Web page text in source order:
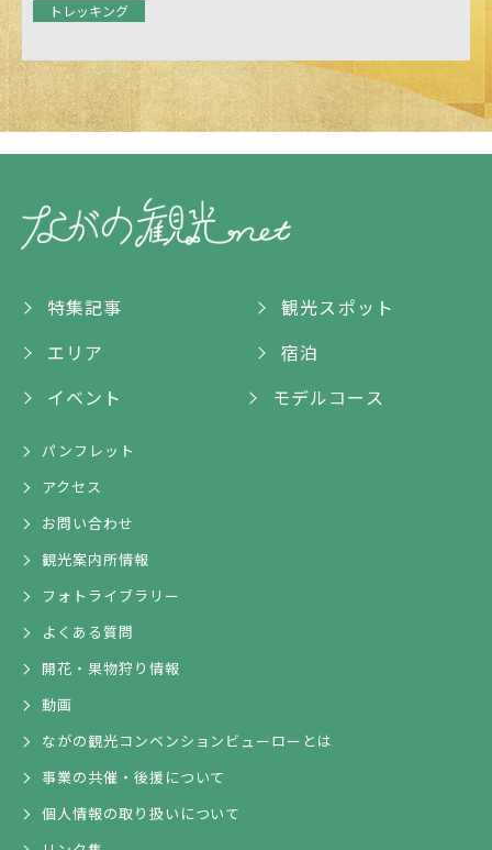
トレッキング
特集記事
観光スポット
エリア
宿泊
イベント
モデルコース
パンフレット
アクセス
お問い合わせ
観光案内所情報
フォトライブラリー
よくある質問
開花・果物狩り情報
動画
ながの観光コンベンションビューローとは
事業の共催・後援について
個人情報の取り扱いについて